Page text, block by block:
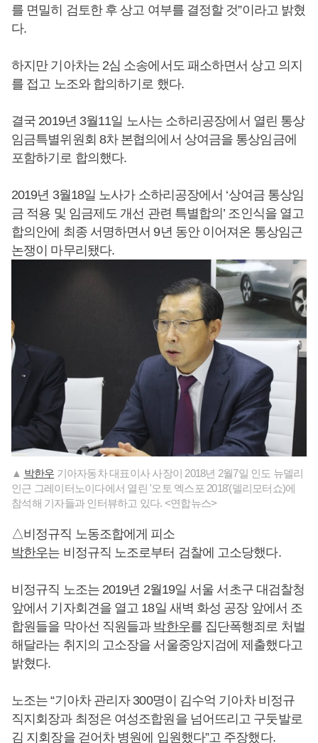
를 면밀히 검토한 후 상고 여부를 결정할 것”이라고 밝혔
다.
하지만 기아차는 2심 소송에서도 패소하면서 상고 의지
를 접고 노조와 합의하기로 했다.
결국 2019년 3월11일 노사는 소하리공장에서 열린 통상
임금특별위원회 8차 본협의에서 상여금을 통상임금에
포함하기로 합의했다.
2019년 3월18일 노사가 소하리공장에서 ‘상여금 통상임
금 적용 및 임금제도 개선 관련 특별합의’ 조인식을 열고
합의안에 최종 서명하면서 9년 동안 이어져온 통상임근
논쟁이 마무리됐다.
▲ 박한우 기아자동차 대표이사 사장이 2018년 2월7일 인도 뉴델리
인근 그레이터노이다에서 열린 '오토 엑스포 2018'(델리모터쇼)에
참석해 기자들과 인터뷰하고 있다. <연합뉴스>
△비정규직 노동조합에게 피소
박한우는 비정규직 노조로부터 검찰에 고소당했다.
비정규직 노조는 2019년 2월19일 서울 서초구 대검찰청
앞에서 기자회견을 열고 18일 새벽 화성 공장 앞에서 조
합원들을 막아선 직원들과 박한우를 집단폭행죄로 처벌
해달라는 취지의 고소장을 서울중앙지검에 제출했다고
밝혔다.
노조는 “기아차 관리자 300명이 김수억 기아차 비정규
직지회장과 최정은 여성조합원을 넘어뜨리고 구둣발로
김 지회장을 걷어차 병원에 입원했다”고 주장했다.